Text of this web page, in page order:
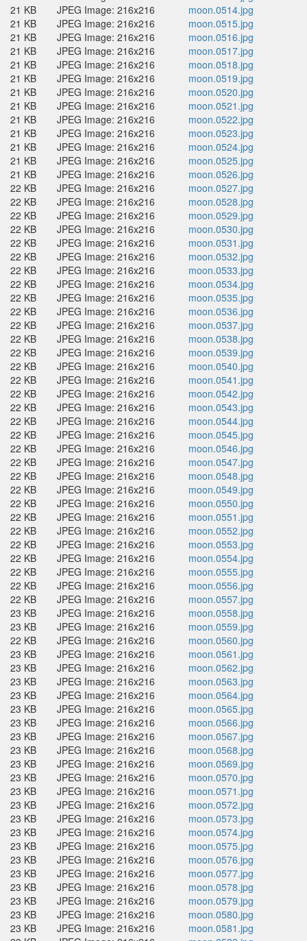
21 KB
JPEG Image: 216x216
moon.0514.jpg
21 KB
JPEG Image: 216x216
moon.0515.jpg
21 KB
JPEG Image: 216x216
moon.0516.jpg
21 KB
JPEG Image: 216x216
moon.0517.jpg
21 KB
JPEG Image: 216x216
moon.0518.jpg
21 KB
JPEG Image: 216x216
moon.0519.jpg
21 KB
JPEG Image: 216x216
moon.0520.jpg
21 KB
JPEG Image: 216x216
moon.0521.jpg
21 KB
JPEG Image: 216x216
moon.0522.jpg
21 KB
JPEG Image: 216x216
moon.0523.jpg
21 KB
JPEG Image: 216x216
moon.0524.jpg
21 KB
JPEG Image: 216x216
moon.0525.jpg
21 KB
JPEG Image: 216x216
moon.0526.jpg
22 KB
JPEG Image: 216x216
moon.0527.jpg
22 KB
JPEG Image: 216x216
moon.0528.jpg
22 KB
JPEG Image: 216x216
moon.0529.jpg
22 KB
JPEG Image: 216x216
moon.0530.jpg
22 KB
JPEG Image: 216x216
moon.0531.jpg
22 KB
JPEG Image: 216x216
moon.0532.jpg
22 KB
JPEG Image: 216x216
moon.0533.jpg
22 KB
JPEG Image: 216x216
moon.0534.jpg
22 KB
JPEG Image: 216x216
moon.0535.jpg
22 KB
JPEG Image: 216x216
moon.0536.jpg
22 KB
JPEG Image: 216x216
moon.0537.jpg
22 KB
JPEG Image: 216x216
moon.0538.jpg
22 KB
JPEG Image: 216x216
moon.0539.jpg
22 KB
JPEG Image: 216x216
moon.0540.jpg
22 KB
JPEG Image: 216x216
moon.0541.jpg
22 KB
JPEG Image: 216x216
moon.0542.jpg
22 KB
JPEG Image: 216x216
moon.0543.jpg
22 KB
JPEG Image: 216x216
moon.0544.jpg
22 KB
JPEG Image: 216x216
moon.0545.jpg
22 KB
JPEG Image: 216x216
moon.0546.jpg
22 KB
JPEG Image: 216x216
moon.0547.jpg
22 KB
JPEG Image: 216x216
moon.0548.jpg
22 KB
JPEG Image: 216x216
moon.0549.jpg
22 KB
JPEG Image: 216x216
moon.0550.jpg
22 KB
JPEG Image: 216x216
moon.0551.jpg
22 KB
JPEG Image: 216x216
moon.0552.jpg
22 KB
JPEG Image: 216x216
moon.0553.jpg
22 KB
JPEG Image: 216x216
moon.0554.jpg
22 KB
JPEG Image: 216x216
moon.0555.jpg
22 KB
JPEG Image: 216x216
moon.0556.jpg
22 KB
JPEG Image: 216x216
moon.0557.jpg
23 KB
JPEG Image: 216x216
moon.0558.jpg
23 KB
JPEG Image: 216x216
moon.0559.jpg
22 KB
JPEG Image: 216x216
moon.0560.jpg
23 KB
JPEG Image: 216x216
moon.0561.jpg
23 KB
JPEG Image: 216x216
moon.0562.jpg
23 KB
JPEG Image: 216x216
moon.0563.jpg
23 KB
JPEG Image: 216x216
moon.0564.jpg
23 KB
JPEG Image: 216x216
moon.0565.jpg
23 KB
JPEG Image: 216x216
moon.0566.jpg
23 KB
JPEG Image: 216x216
moon.0567.jpg
23 KB
JPEG Image: 216x216
moon.0568.jpg
23 KB
JPEG Image: 216x216
moon.0569.jpg
23 KB
JPEG Image: 216x216
moon.0570.jpg
23 KB
JPEG Image: 216x216
moon.0571.jpg
23 KB
JPEG Image: 216x216
moon.0572.jpg
23 KB
JPEG Image: 216x216
moon.0573.jpg
23 KB
JPEG Image: 216x216
moon.0574.jpg
23 KB
JPEG Image: 216x216
moon.0575.jpg
23 KB
JPEG Image: 216x216
moon.0576.jpg
23 KB
JPEG Image: 216x216
moon.0577.jpg
23 KB
JPEG Image: 216x216
moon.0578.jpg
23 KB
JPEG Image: 216x216
moon.0579.jpg
23 KB
JPEG Image: 216x216
moon.0580.jpg
23 KB
JPEG Image: 216x216
moon.0581.jpg